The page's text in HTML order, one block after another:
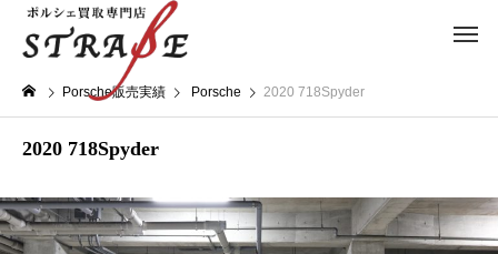
Porsche販売実績 Porsche 2020 718Spyder
2020 718Spyder